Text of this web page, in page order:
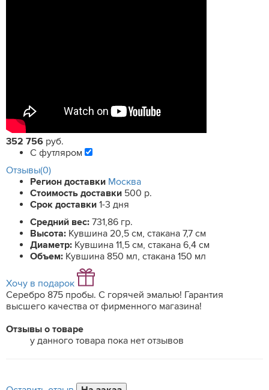
352 756 руб.
С футляром
Отзывы(0)
Регион доставки Москва
Стоимость доставки 500 р.
Срок доставки 1-3 дня
Средний вес: 731,86 гр.
Высота: Кувшина 20,5 см, стакана 7,7 см
Диаметр: Кувшина 11,5 см, стакана 6,4 см
Объем: Кувшина 850 мл, стакана 150 мл
Хочу в подарок
Серебро 875 пробы. С горячей эмалью! Гарантия
высшего качества от фирменного магазина!
Отзывы о товаре
у данного товара пока нет отзывов